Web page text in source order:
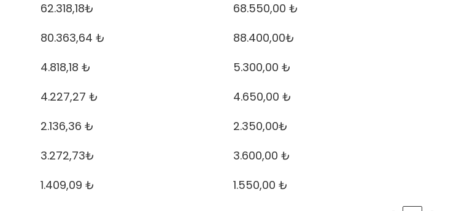
62.318,18₺
68.550,00 ₺
80.363,64 ₺
88.400,00₺
4.818,18 ₺
5.300,00 ₺
4.227,27 ₺
4.650,00 ₺
2.136,36 ₺
2.350,00₺
3.272,73₺
3.600,00 ₺
1.409,09 ₺
1.550,00 ₺